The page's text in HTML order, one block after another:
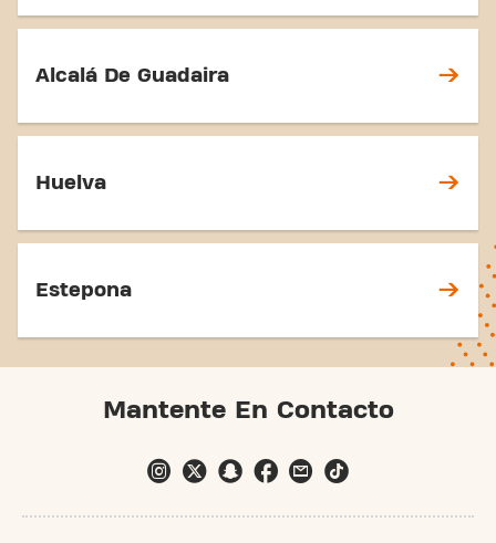
Alcalá De Guadaira
Huelva
Estepona
Mantente En Contacto